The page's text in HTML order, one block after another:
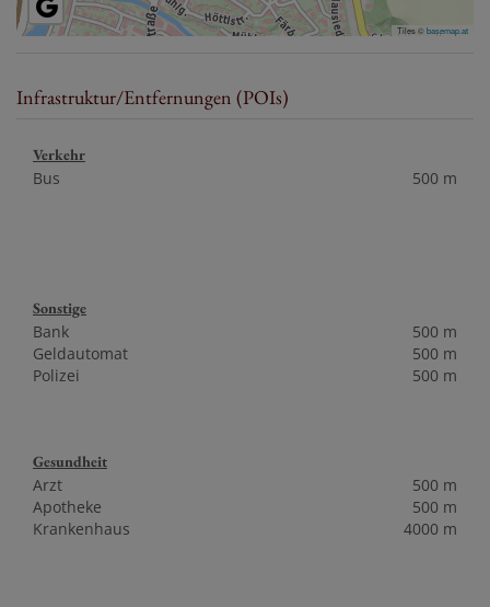
Tiles ©basemap.at
Infrastruktur/Entfernungen (POIs)
Verkehr
Bus 500 m
Sonstige
Bank
500 m
Geldautomat
500 m
Polizei
500 m
Gesundheit
Arzt
500 m
Apotheke
500 m
Krankenhaus
4000 m